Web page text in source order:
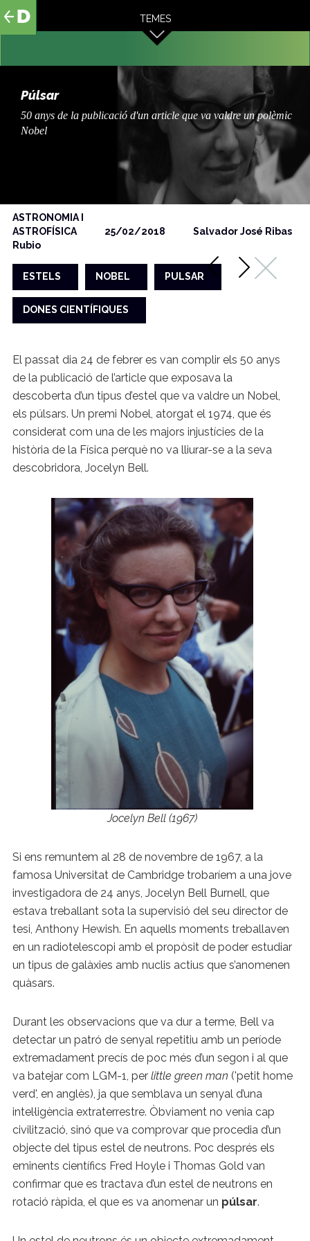
contingut
TEMES
Púlsar
50 anys de la publicació d'un article que va valdre un polèmic
Nobel
ASTRONOMIA I
ASTROFÍSICA
25/02/2018
Salvador José Ribas
Rubio
ESTELS NOBEL PULSAR
DONES CIENTÍFIQUES
El passat dia 24 de febrer es van complir els 50 anys
de la publicació de l’article que exposava la
descoberta d’un tipus d’estel que va valdre un Nobel,
els púlsars. Un premi Nobel, atorgat el 1974, que és
considerat com una de les majors injustícies de la
història de la Física perquè no va lliurar-se a la seva
descobridora, Jocelyn Bell.
Jocelyn Bell (1967)
Si ens remuntem al 28 de novembre de 1967, a la
famosa Universitat de Cambridge trobaríem a una jove
investigadora de 24 anys, Jocelyn Bell Burnell, que
estava treballant sota la supervisió del seu director de
tesi, Anthony Hewish. En aquells moments treballaven
en un radiotelescopi amb el propòsit de poder estudiar
un tipus de galàxies amb nuclis actius que s’anomenen
quàsars.
Durant les observacions que va dur a terme, Bell va
detectar un patró de senyal repetitiu amb un període
extremadament precís de poc més d’un segon i al que
va batejar com LGM-1, per little green man ('petit home
verd', en anglès), ja que semblava un senyal d’una
intel·ligència extraterrestre. Òbviament no venia cap
civilització, sinó que va comprovar que procedia d’un
objecte del tipus estel de neutrons. Poc després els
eminents científics Fred Hoyle i Thomas Gold van
confirmar que es tractava d’un estel de neutrons en
rotació ràpida, el que es va anomenar un púlsar.